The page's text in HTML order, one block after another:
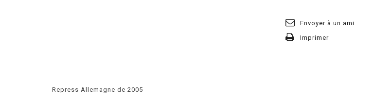
Envoyer à un ami
Imprimer
Repress Allemagne de 2005